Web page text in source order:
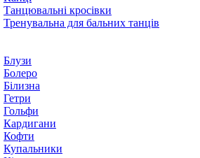
Танцювальні кросівки
Тренувальна для бальних танців
Блузи
Болеро
Білизна
Гетри
Гольфи
Кардигани
Кофти
Купальники